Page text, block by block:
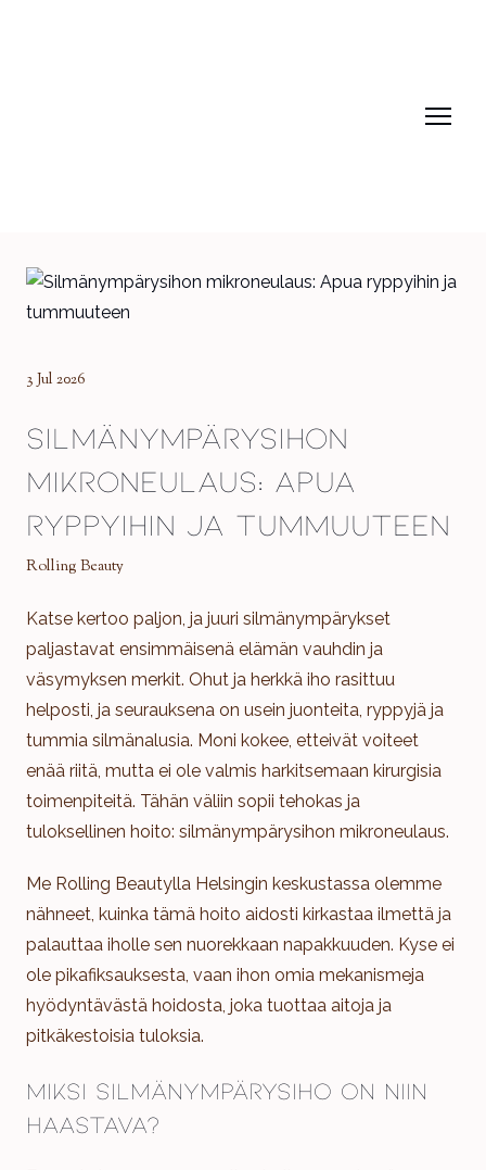
3 Jul 2026
Silmänympärysihon
mikroneulaus: Apua
ryppyihin ja tummuuteen
Rolling Beauty
Katse kertoo paljon, ja juuri silmänympärykset
paljastavat ensimmäisenä elämän vauhdin ja
väsymyksen merkit. Ohut ja herkkä iho rasittuu
helposti, ja seurauksena on usein juonteita, ryppyjä ja
tummia silmänalusia. Moni kokee, etteivät voiteet
enää riitä, mutta ei ole valmis harkitsemaan kirurgisia
toimenpiteitä. Tähän väliin sopii tehokas ja
tuloksellinen hoito: silmänympärysihon mikroneulaus.
Me Rolling Beautylla Helsingin keskustassa olemme
nähneet, kuinka tämä hoito aidosti kirkastaa ilmettä ja
palauttaa iholle sen nuorekkaan napakkuuden. Kyse ei
ole pikafiksauksesta, vaan ihon omia mekanismeja
hyödyntävästä hoidosta, joka tuottaa aitoja ja
pitkäkestoisia tuloksia.
Miksi silmänympärysiho on niin
haastava?